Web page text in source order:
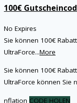
100€
No Expires
Sie können 100€
UltraForce...More
Sie können 100€
UltraForce können Sie
nflation CODE HOLEN